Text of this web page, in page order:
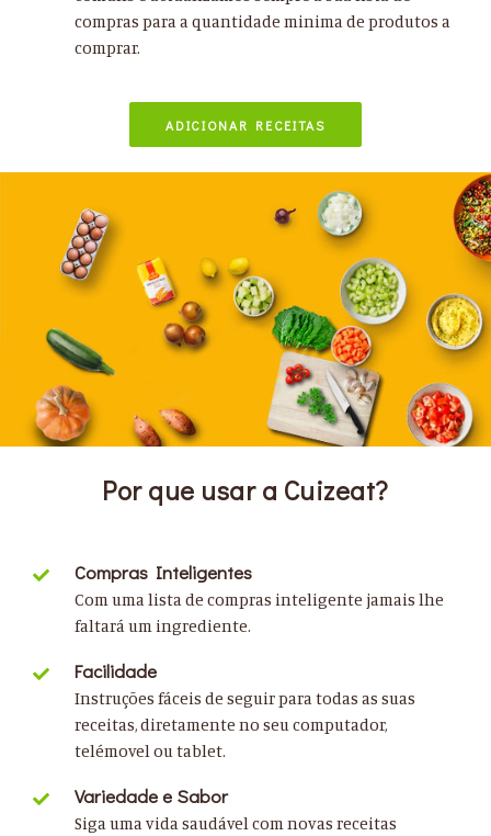
compras para a quantidade minima de produtos a
comprar.
ADICIONAR RECEITAS
Por que usar a Cuizeat?
Compras Inteligentes
Com uma lista de compras inteligente jamais lhe
faltará um ingrediente.
Facilidade
Instruções fáceis de seguir para todas as suas
receitas, diretamente no seu computador,
telémovel ou tablet.
Variedade e Sabor
Siga uma vida saudável com novas receitas